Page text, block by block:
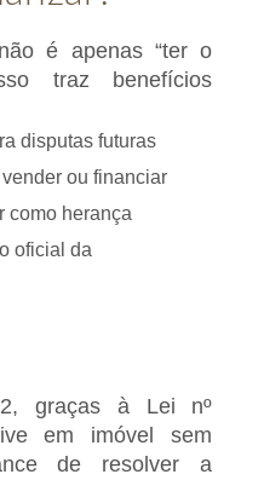
é apenas “ter o
traz benefícios
disputas futuras
ou financiar
como herança
oficial da
graças à Lei nº
em imóvel sem
de resolver a